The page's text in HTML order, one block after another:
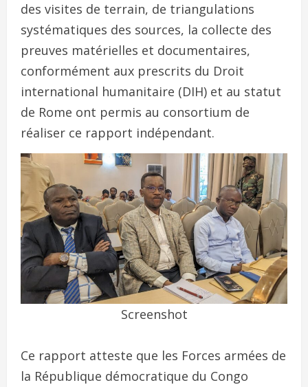
des visites de terrain, de triangulations
systématiques des sources, la collecte des
preuves matérielles et documentaires,
conformément aux prescrits du Droit
international humanitaire (DIH) et au statut
de Rome ont permis au consortium de
réaliser ce rapport indépendant.
Screenshot
Ce rapport atteste que les Forces armées de
la République démocratique du Congo